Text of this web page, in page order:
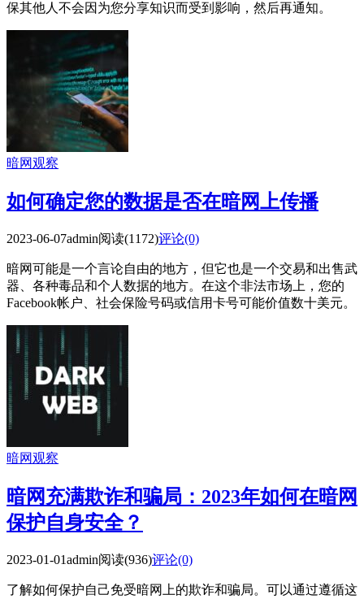
保其他人不会因为您分享知识而受到影响，然后再通知。
暗网观察
如何确定您的数据是否在暗网上传播
2023-06-07admin阅读(1172)评论(0)
暗网可能是一个言论自由的地方，但它也是一个交易和出售武
器、各种毒品和个人数据的地方。在这个非法市场上，您的
Facebook帐户、社会保险号码或信用卡号可能价值数十美元。
暗网观察
暗网充满欺诈和骗局：2023年如何在暗网
保护自身安全？
2023-01-01admin阅读(936)评论(0)
了解如何保护自己免受暗网上的欺诈和骗局。可以通过遵循这